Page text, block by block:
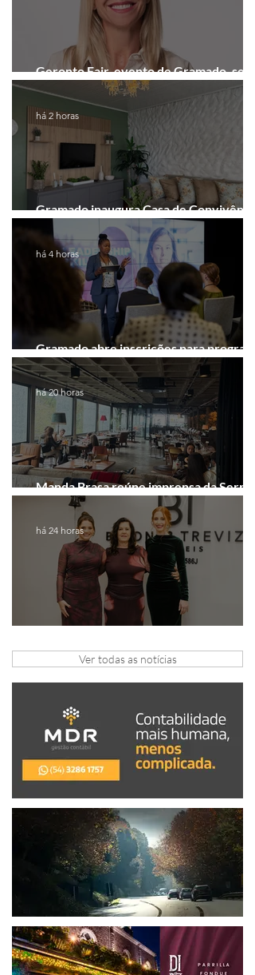
Geronto Fair, evento de Gramado, será
realizada em formato digital
Gramado inaugura Casa de Convivência
dedicada às mulheres
há 2 horas
Gramado abre inscrições para programa
gratuito de inovação
há 4 horas
Manda Brasa reúne imprensa da Serra
Gaúcha para falar de expansão
há 20 horas
há 24 horas
Ver todas as notícias